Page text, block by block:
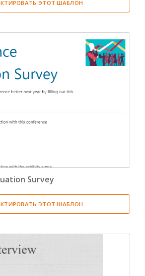
ЭТОТ ШАБЛОН
Survey
ЭТОТ ШАБЛОН